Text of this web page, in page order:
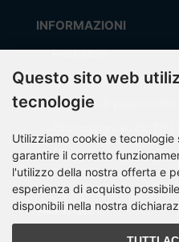
INFORMAZIONI
Produttore
Spese di spedizione
Modalità di pagamento
Sitemap
PARTNER
Questo sito web
tecnologie
Utilizziamo cookie e
garantire il corretto
l'utilizzo della nostra offerta e
esperienza di acquisto
disponibili nella nostra